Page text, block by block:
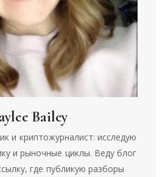
Bailey
и криптожурналист: исследую
и рыночные циклы. Веду блог
где публикую разборы